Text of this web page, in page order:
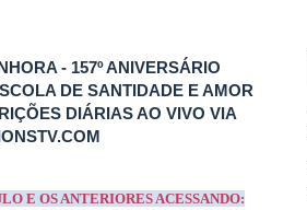
- 157º ANIVERSÁRIO
DE SANTIDADE E AMOR
DIÁRIAS AO VIVO VIA
E OS ANTERIORES ACESSANDO: